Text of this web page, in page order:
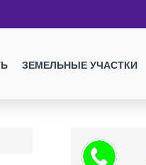
ЗЕМЕЛЬНЫЕ УЧАСТКИ